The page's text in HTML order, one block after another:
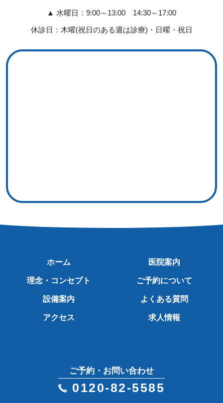
▲ 水曜日：9:00～13:00 14:30～17:00
休診日：木曜(祝日のある週は診療)・日曜・祝日
ホーム 医院案内
理念・コンセプト ご予約について
設備案内 よくある質問
アクセス 求人情報
ご予約・お問い合わせ
0120-82-5585